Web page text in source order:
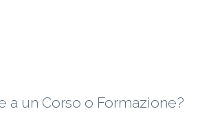
a un Corso o Formazione?